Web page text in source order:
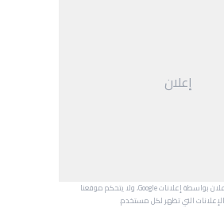
إعلان
يتم عرض هذا الإعلان بواسطة إعلانات Google، ولا يتحكم موقعنا
التي تظهر لكل مستخدم.